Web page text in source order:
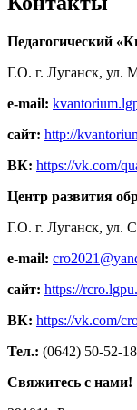
Педагогический
Г.О. г. Луганск, ул.
e-mail:
сайт: http://
ВК: https://vk.com/
Центр развития
Г.О. г. Луганск, ул.
e-mail:
сайт: https://
ВК: https://vk.com/
Тел.: (0642) 50-52-18
Свяжитесь с нами!